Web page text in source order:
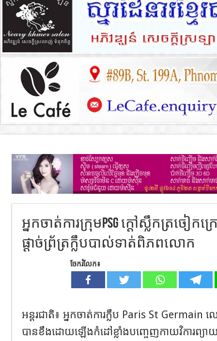
អ្នកចាត់ការក្រុមPSG ក្តៅស្លឹកត្រចៀ
ផ្តាច់ព្រ័ត្រក្លឹបបាល់ទាត់ពិភពលោក
ចែករំលែក៖
អន្តរជាតិ៖ អ្នកចាត់ការក្លឹប Paris St
បានខឹងដោយឡើងកំដៅខ្លាំងបញ្ចេញកាយវិការព្យា